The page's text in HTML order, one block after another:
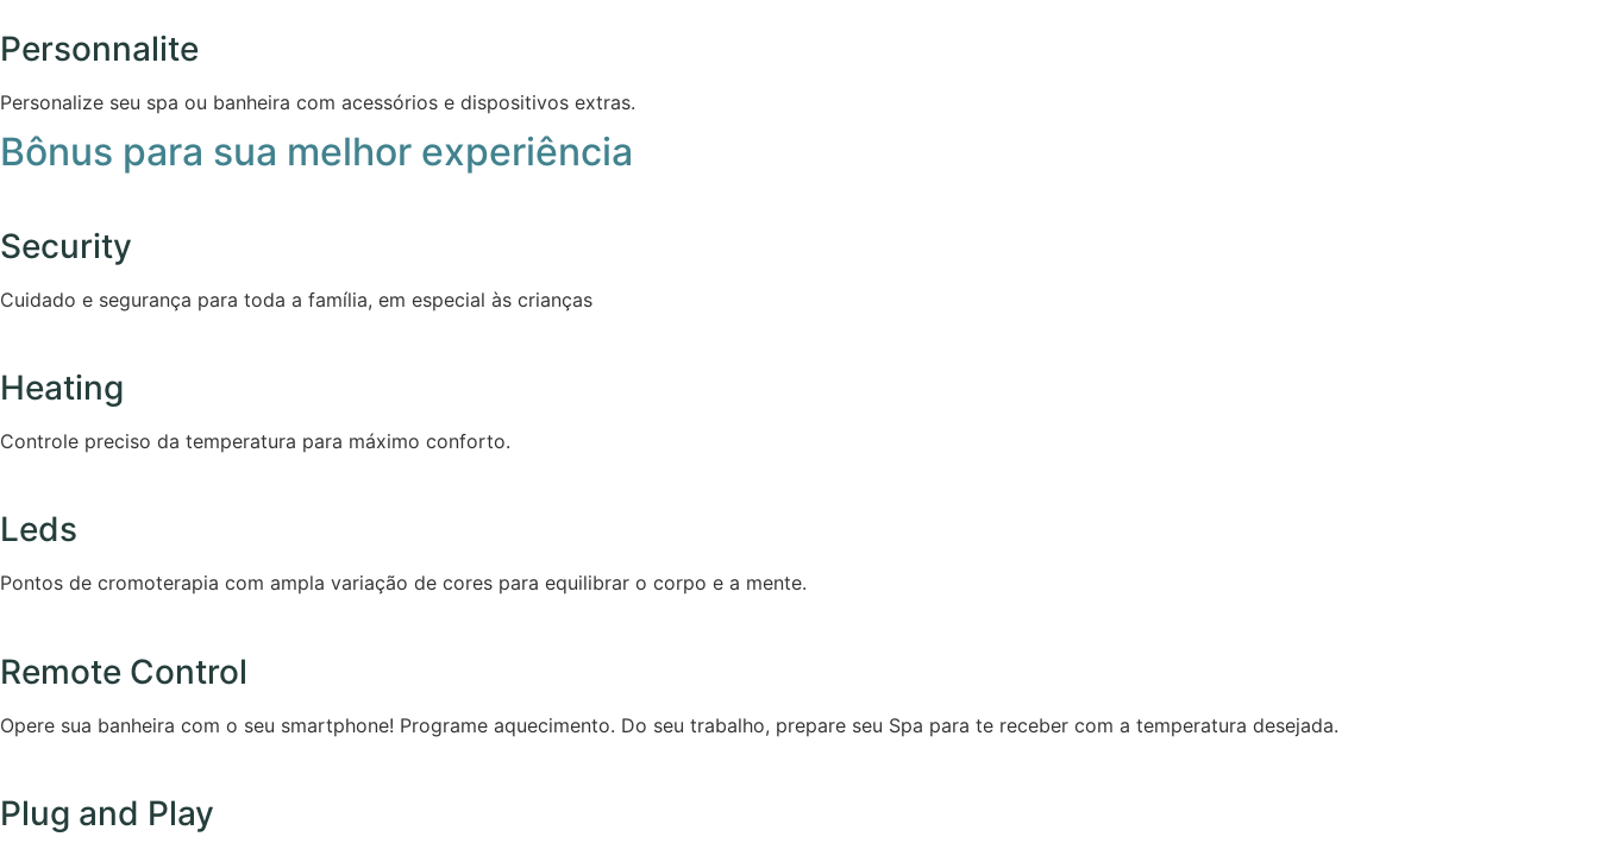
Personnalite
Personalize seu spa ou banheira com acessórios e dispositivos extras.
Bônus para sua melhor experiência
Security
Cuidado e segurança para toda a família, em especial às crianças
Heating
Controle preciso da temperatura para máximo conforto.
Leds
Pontos de cromoterapia com ampla variação de cores para equilibrar o corpo e a mente.
Remote Control
Opere sua banheira com o seu smartphone! Programe aquecimento. Do seu trabalho, prepare seu Spa para te receber com a temperatura desejada.
Plug and Play